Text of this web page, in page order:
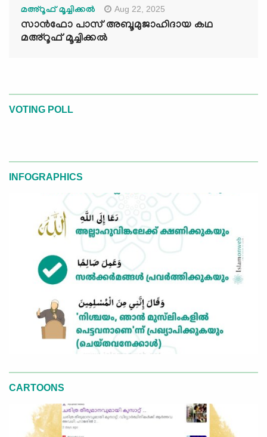
മഅ്റൂഫ് മൂച്ചിക്കല്‍ Aug 22, 2025
സാൻഫോ പാസ് അബൂമുജാഹിദായ കഥ
മഅ്റൂഫ് മൂച്ചിക്കല്‍
VOTING POLL
INFOGRAPHICS
CARTOONS